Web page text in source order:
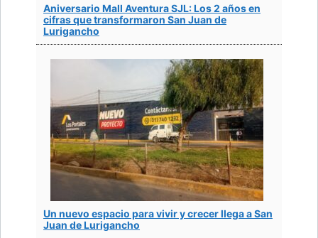
Aniversario Mall Aventura SJL: Los 2 años en
cifras que transformaron San Juan de
Lurigancho
Un nuevo espacio para vivir y crecer llega a San
Juan de Lurigancho